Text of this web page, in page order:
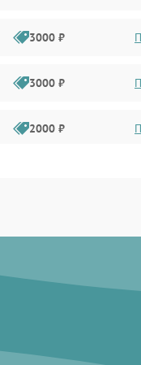
3000 ₽
3000 ₽
2000 ₽